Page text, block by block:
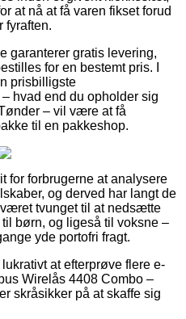
at nå at få varen fikset forud
fyraften.
garanterer gratis levering,
for en bestemt pris. I
prisbilligste
hvad end du opholder sig
– vil være at få
til en pakkeshop.
for forbrugerne at analysere
og derved har langt de
tvunget til at nedsætte
børn, og ligeså til voksne –
yde portofri fragt.
at efterprøve flere e-
Wirelås 4408 Combo –
skråsikker på at skaffe sig